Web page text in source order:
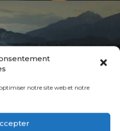
notre site web et notre